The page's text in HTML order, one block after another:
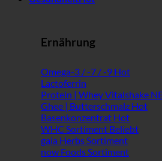
Ernährung
Omega-3 / -7 / -9
Lactoferrin
Protein | Whey Vitalshake
Ghee | Butterschmalz
Basenkonzentrat
WHC Sortiment
gaia Herbs Sortiment
now Foods Sortiment